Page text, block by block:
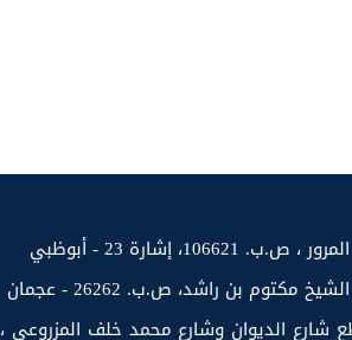
إشارة 23 - أبوظبي
بن راشد، ص.ب. 26262 - عجمان
شارع الديوان وشارع محمد خلف المزروعي ،